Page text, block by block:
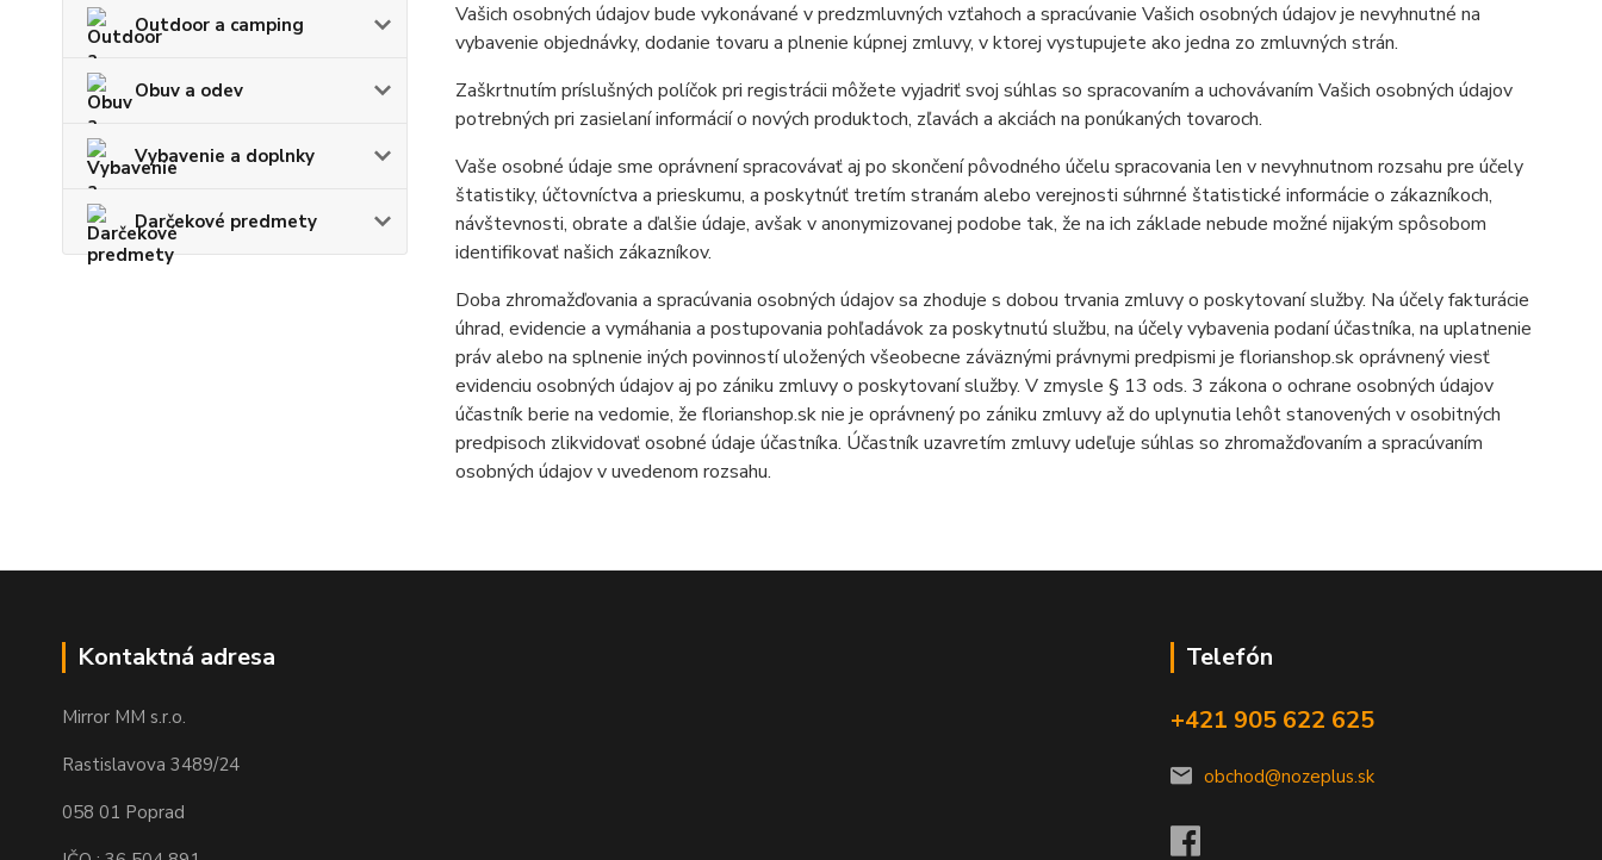
Outdoor a camping
Obuv a odev
Vybavenie a doplnky
Darčekové predmety
Vašich osobných údajov bude vykonávané v predzmluvných vzťahoch a spracúvanie Vašich osobných údajov je nevyhnutné na
vybavenie objednávky, dodanie tovaru a plnenie kúpnej zmluvy, v ktorej vystupujete ako jedna zo zmluvných strán.
Zaškrtnutím príslušných políčok pri registrácii môžete vyjadriť svoj súhlas so spracovaním a uchovávaním Vašich osobných údajov
potrebných pri zasielaní informácií o nových produktoch, zľavách a akciách na ponúkaných tovaroch.
Vaše osobné údaje sme oprávnení spracovávať aj po skončení pôvodného účelu spracovania len v nevyhnutnom rozsahu pre účely
štatistiky, účtovníctva a prieskumu, a poskytnúť tretím stranám alebo verejnosti súhrnné štatistické informácie o zákazníkoch,
návštevnosti, obrate a ďalšie údaje, avšak v anonymizovanej podobe tak, že na ich základe nebude možné nijakým spôsobom
identifikovať našich zákazníkov.
Doba zhromažďovania a spracúvania osobných údajov sa zhoduje s dobou trvania zmluvy o poskytovaní služby. Na účely fakturácie
úhrad, evidencie a vymáhania a postupovania pohľadávok za poskytnutú službu, na účely vybavenia podaní účastníka, na uplatnenie
práv alebo na splnenie iných povinností uložených všeobecne záväznými právnymi predpismi je florianshop.sk oprávnený viesť
evidenciu osobných údajov aj po zániku zmluvy o poskytovaní služby. V zmysle § 13 ods. 3 zákona o ochrane osobných údajov
účastník berie na vedomie, že florianshop.sk nie je oprávnený po zániku zmluvy až do uplynutia lehôt stanovených v osobitných
predpisoch zlikvidovať osobné údaje účastníka. Účastník uzavretím zmluvy udeľuje súhlas so zhromažďovaním a spracúvaním
osobných údajov v uvedenom rozsahu.
Kontaktná adresa
Mirror MM s.r.o.
Rastislavova 3489/24
058 01 Poprad
Telefón
+421 905 622 625
obchod@nozeplus.sk